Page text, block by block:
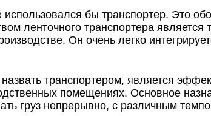
бы транспортер. Это
ленточного транспортера является
Он очень легко
транспортером, является
помещениях. Основное
груз непрерывно, с различным